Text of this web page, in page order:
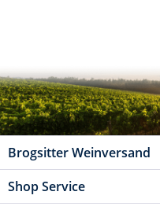
Brogsitter Weinversand
Shop Service